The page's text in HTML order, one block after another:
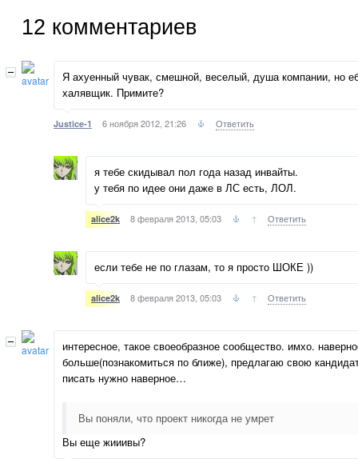
12 комментариев
Я ахуенный чувак, смешной, веселый, душа компании, но
халявщик. Примите?
Justice-1 6 ноября 2012, 21:26 Ответить
я тебе скидывал пол года назад инвайты.
у тебя по идее они даже в ЛС есть, ЛОЛ.
alice2k 8 февраля 2013, 05:03 ↑ Ответить
если тебе не по глазам, то я просто ШОКЕ ))
alice2k 8 февраля 2013, 05:03 ↑ Ответить
интересное, такое своеобразное сообщество. имхо.
больше(познакомиться по ближе), предлагаю свою
писать нужно наверное…
Вы поняли, что проект никогда не умрет
Вы еще жииивы?